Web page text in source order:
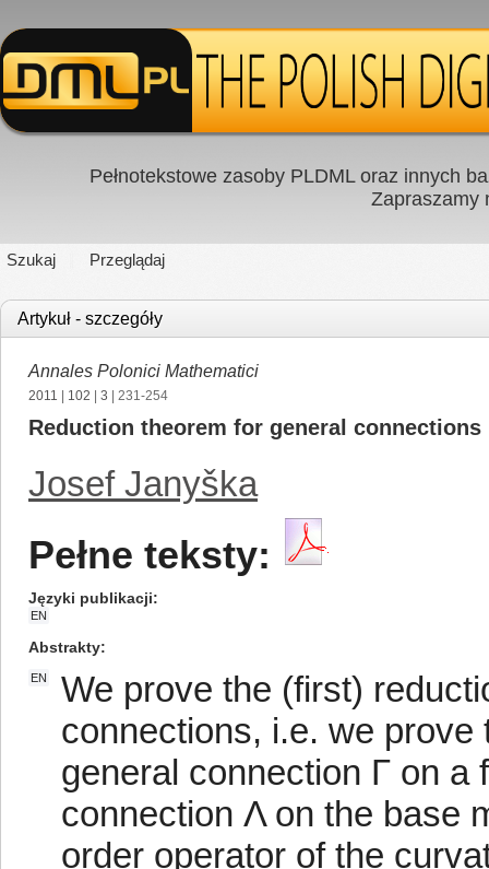
Pełnotekstowe zasoby PLDML oraz innych
Zapraszamy
Szukaj Przeglądaj
Artykuł - szczegóły
Annales Polonici Mathematici
2011 102 3 | 231-254
Reduction theorem for general connections
Josef Janyška
Pełne teksty:
Języki publikacji
EN
Abstrakty
EN
We prove the (first)
connections, i.e. we
general connection Γ on a
connection Λ on the base
order operator of the